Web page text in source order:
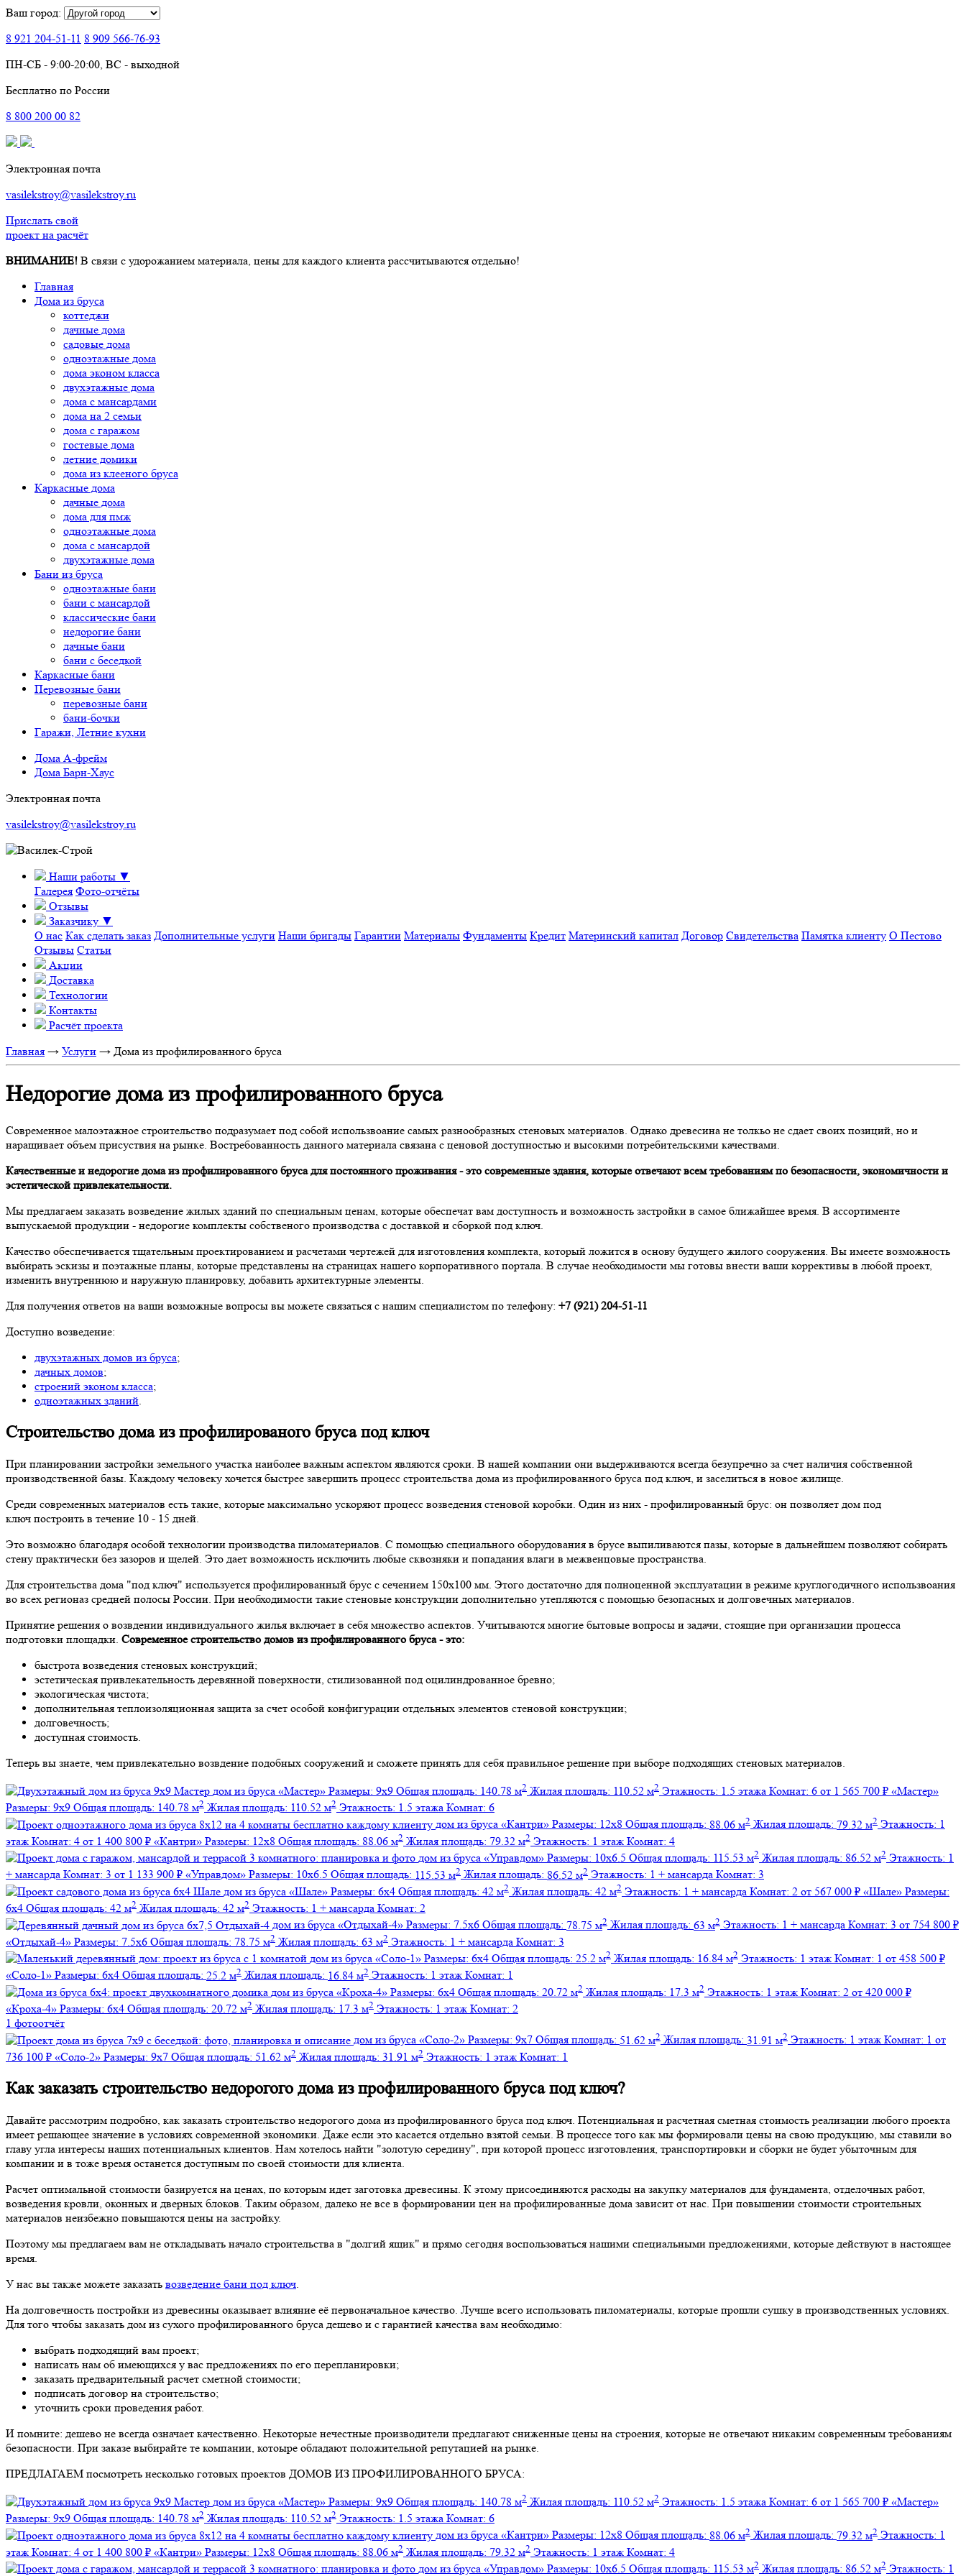
Ваш город:
8 921 204-51-11 8 909 566-76-93
ПН-СБ - 9:00-20:00, ВС - выходной
Бесплатно по России
8 800 200 00 82
Электронная почта
vasilekstroy@vasilekstroy.ru
Прислать свой
проект на расчёт
ВНИМАНИЕ! В связи с удорожанием материала, цены для каждого клиента рассчитываются отдельно!
Главная
Дома из бруса
коттеджи
дачные дома
садовые дома
одноэтажные дома
дома эконом класса
двухэтажные дома
дома с мансардами
дома на 2 семьи
дома с гаражом
гостевые дома
летние домики
дома из клееного бруса
Каркасные дома
дачные дома
дома для пмж
одноэтажные дома
дома с мансардой
двухэтажные дома
Бани из бруса
одноэтажные бани
бани с мансардой
классические бани
недорогие бани
дачные бани
бани с беседкой
Каркасные бани
Перевозные бани
перевозные бани
бани-бочки
Гаражи, Летние кухни
Дома А-фрейм
Дома Барн-Хаус
Электронная почта
vasilekstroy@vasilekstroy.ru
Наши работы ▼
Галерея Фото-отчёты
Отзывы
Заказчику ▼
О нас Как сделать заказ Дополнительные услуги Наши бригады Гарантии Материалы Фундаменты Кредит Материнский капитал Договор Свидетельства Памятка клиенту О Пестово
Отзывы Статьи
Акции
Доставка
Технологии
Контакты
Расчёт проекта
Главная → Услуги → Дома из профилированного бруса
Недорогие дома из профилированного бруса
Современное малоэтажное строительство подразумает под собой использвоание самых разнообразных стеновых материалов. Однако древесина не толкьо не сдает своих позиций, но и
наращивает объем присуствия на рынке. Востребованность данного материала связана с ценовой доступностью и высокими потребительскими качествами.
Качественные и недорогие дома из профилированного бруса для постоянного проживания - это современные здания, которые отвечают всем требованиям по безопасности, экономичности и
эстетической привлекательности.
Мы предлагаем заказать возведение жилых зданий по специальным ценам, которые обеспечат вам доступность и возможность застройки в самое ближайшее время. В ассортименте
выпускаемой продукции - недорогие комплекты собственого производства с доставкой и сборкой под ключ.
Качество обеспечивается тщательным проектированием и расчетами чертежей для изготовления комплекта, который ложится в основу будущего жилого сооружения. Вы имеете возможность
выбирать эскизы и поэтажные планы, которые представлены на страницах нашего корпоративного портала. В случае необходимости мы готовы внести ваши коррективы в любой проект,
изменить внутреннюю и наружную планировку, добавить архитектурные элементы.
Для получения ответов на ваши возможные вопросы вы можете связаться с нашим специалистом по телефону: +7 (921) 204-51-11
Доступно возведение:
двухэтажных домов из бруса;
дачных домов;
строений эконом класса;
одноэтажных зданий.
Строительство дома из профилированого бруса под ключ
При планировании застройки земельного участка наиболее важным аспектом являются сроки. В нашей компании они выдерживаются всегда безупречно за счет наличия собственной
производственной базы. Каждому человеку хочется быстрее завершить процесс строительства дома из профилированного бруса под ключ, и заселиться в новое жилище.
Среди современных материалов есть такие, которые максимально ускоряют процесс возведения стеновой коробки. Один из них - профилированный брус: он позволяет дом под
ключ построить в течение 10 - 15 дней.
Это возможно благодаря особой технологии производства пиломатериалов. С помощью специального оборудования в брусе выпиливаются пазы, которые в дальнейшем позволяют собирать
стену практически без зазоров и щелей. Это дает возможность исключить любые сквозняки и попадания влаги в межвенцовые пространства.
Для строительства дома "под ключ" используется профилированный брус с сечением 150х100 мм. Этого достаточно для полноценной эксплуатации в режиме круглогодичного использвоания
во всех регионаз средней полосы России. При необходимости такие стеновые конструкции дополнительно утепляются с помощью безопасных и долговечных материалов.
Принятие решения о возвдении индивидуального жилья включает в себя множество аспектов. Учитываются многие бытовые вопросы и задачи, стоящие при организации процесса
подготовки площадки. Современное строительство домов из профилированного бруса - это:
быстрота возведения стеновых конструкций;
эстетическая привлекательность деревянной поверхности, стилизованной под оцилиндрованное бревно;
экологическая чистота;
дополнительная теплоизоляционная защита за счет особой конфигурации отдельных элементов стеновой конструкции;
долговечность;
доступная стоимость.
Теперь вы знаете, чем привлекательно возвдение подобных сооружений и сможете принять для себя правильное решение при выборе подходящих стеновых материалов.
дом из бруса «Мастер» Размеры: 9х9 Общая площадь: 140.78 м2 Жилая площадь: 110.52 м2 Этажность: 1.5 этажа Комнат: 6 от 1 565 700 ₽ «Мастер»
Размеры: 9х9 Общая площадь: 140.78 м2 Жилая площадь: 110.52 м2 Этажность: 1.5 этажа Комнат: 6
дом из бруса «Кантри» Размеры: 12х8 Общая площадь: 88.06 м2 Жилая площадь: 79.32 м2 Этажность: 1
этаж Комнат: 4 от 1 400 800 ₽ «Кантри» Размеры: 12х8 Общая площадь: 88.06 м2 Жилая площадь: 79.32 м2 Этажность: 1 этаж Комнат: 4
дом из бруса «Управдом» Размеры: 10х6.5 Общая площадь: 115.53 м2 Жилая площадь: 86.52 м2 Этажность: 1
+ мансарда Комнат: 3 от 1 133 900 ₽ «Управдом» Размеры: 10х6.5 Общая площадь: 115.53 м2 Жилая площадь: 86.52 м2 Этажность: 1 + мансарда Комнат: 3
дом из бруса «Шале» Размеры: 6х4 Общая площадь: 42 м2 Жилая площадь: 42 м2 Этажность: 1 + мансарда Комнат: 2 от 567 000 ₽ «Шале» Размеры:
6х4 Общая площадь: 42 м2 Жилая площадь: 42 м2 Этажность: 1 + мансарда Комнат: 2
дом из бруса «Отдыхай-4» Размеры: 7.5х6 Общая площадь: 78.75 м2 Жилая площадь: 63 м2 Этажность: 1 + мансарда Комнат: 3 от 754 800 ₽
«Отдыхай-4» Размеры: 7.5х6 Общая площадь: 78.75 м2 Жилая площадь: 63 м2 Этажность: 1 + мансарда Комнат: 3
дом из бруса «Соло-1» Размеры: 6х4 Общая площадь: 25.2 м2 Жилая площадь: 16.84 м2 Этажность: 1 этаж Комнат: 1 от 458 500 ₽
«Соло-1» Размеры: 6х4 Общая площадь: 25.2 м2 Жилая площадь: 16.84 м2 Этажность: 1 этаж Комнат: 1
дом из бруса «Кроха-4» Размеры: 6х4 Общая площадь: 20.72 м2 Жилая площадь: 17.3 м2 Этажность: 1 этаж Комнат: 2 от 420 000 ₽
«Кроха-4» Размеры: 6х4 Общая площадь: 20.72 м2 Жилая площадь: 17.3 м2 Этажность: 1 этаж Комнат: 2
1 фотоотчёт
дом из бруса «Соло-2» Размеры: 9х7 Общая площадь: 51.62 м2 Жилая площадь: 31.91 м2 Этажность: 1 этаж Комнат: 1 от
736 100 ₽ «Соло-2» Размеры: 9х7 Общая площадь: 51.62 м2 Жилая площадь: 31.91 м2 Этажность: 1 этаж Комнат: 1
Как заказать строительство недорогого дома из профилированного бруса под ключ?
Давайте рассмотрим подробно, как заказать строительство недорогого дома из профилированного бруса под ключ. Потенциальная и расчетная сметная стоимость реализации любого проекта
имеет решающее значение в условиях современной экономики. Даже если это касается отдельно взятой семьи. В процессе того как мы формировали цены на свою продукцию, мы ставили во
главу угла интересы наших потенциальных клиентов. Нам хотелось найти "золотую середину", при которой процесс изготовления, транспортировки и сборки не будет убыточным для
компании и в тоже время останется доступным по своей стоимости для клиента.
Расчет оптимальной стоимости базируется на ценах, по которым идет заготовка древесины. К этому присоединяются расходы на закупку материалов для фундамента, отделочных работ,
возведения кровли, оконных и дверных блоков. Таким образом, далеко не все в формировании цен на профилированные дома зависит от нас. При повышении стоимости строительных
материалов неизбежно повышаются цены на застройку.
Поэтому мы предлагаем вам не откладывать начало строительства в "долгий ящик" и прямо сегодня воспользоваться нашими специальными предложениями, которые действуют в настоящее
время.
У нас вы также можете заказать возведение бани под ключ
На долговечность постройки из древесины оказывает влияние её первоначальное качество. Лучше всего использовать пиломатериалы, которые прошли сушку в производственных условиях.
Для того чтобы заказать дом из сухого профилированного бруса дешево и с гарантией качества вам необходимо:
выбрать подходящий вам проект;
написать нам об имеющихся у вас предложениях по его перепланировки;
заказать предварительный расчет сметной стоимости;
подписать договор на строительство;
уточнить сроки проведения работ.
И помните: дешево не всегда означает качественно. Некоторые нечестные производители предлагают сниженные цены на строения, которые не отвечают никаким современным требованиям
безопасности. При заказе выбирайте те компании, котоыре обладают положительной репутацией на рынке.
ПРЕДЛАГАЕМ посмотреть несколько готовых проектов ДОМОВ ИЗ ПРОФИЛИРОВАННОГО БРУСА:
дом из бруса «Мастер» Размеры: 9х9 Общая площадь: 140.78 м2 Жилая площадь: 110.52 м2 Этажность: 1.5 этажа Комнат: 6 от 1 565 700 ₽ «Мастер»
Размеры: 9х9 Общая площадь: 140.78 м2 Жилая площадь: 110.52 м2 Этажность: 1.5 этажа Комнат: 6
дом из бруса «Кантри» Размеры: 12х8 Общая площадь: 88.06 м2 Жилая площадь: 79.32 м2 Этажность: 1
этаж Комнат: 4 от 1 400 800 ₽ «Кантри» Размеры: 12х8 Общая площадь: 88.06 м2 Жилая площадь: 79.32 м2 Этажность: 1 этаж Комнат: 4
дом из бруса «Управдом» Размеры: 10х6.5 Общая площадь: 115.53 м2 Жилая площадь: 86.52 м2 Этажность: 1